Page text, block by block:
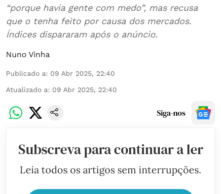
“porque havia gente com medo”, mas recusa
que o tenha feito por causa dos mercados.
Índices dispararam após o anúncio.
Nuno Vinha
Publicado a: 09 Abr 2025, 22:40
Atualizado a: 09 Abr 2025, 22:40
Siga-nos
Subscreva para continuar a ler
Leia todos os artigos sem interrupções.